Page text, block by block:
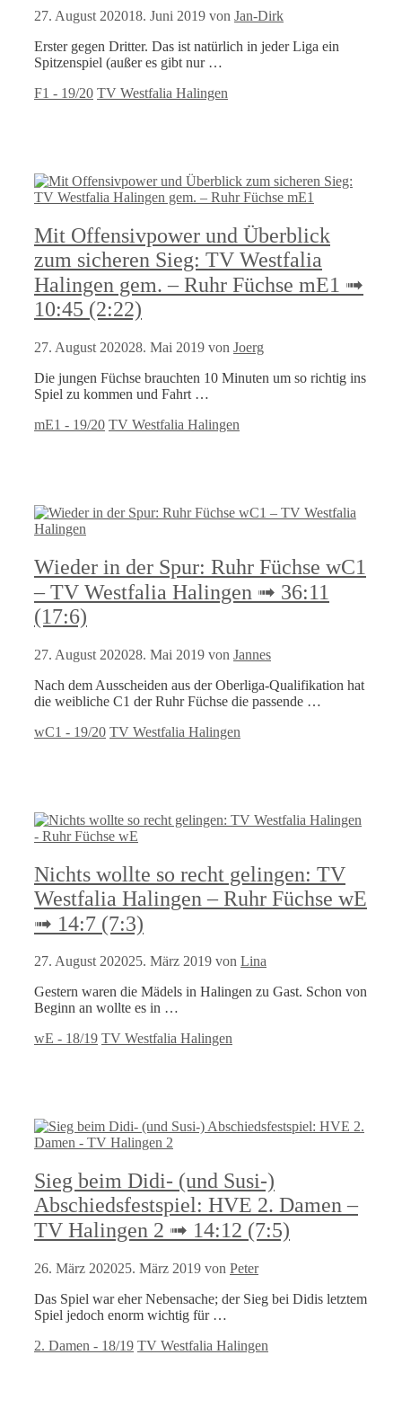
27. August 202018. Juni 2019 von Jan-Dirk
Erster gegen Dritter. Das ist natürlich in jeder Liga ein
Spitzenspiel (außer es gibt nur …
Kategorien
F1 - 19/20 Schlagwörter
TV Westfalia Halingen
Mit Offensivpower und Überblick
zum sicheren Sieg: TV Westfalia
Halingen gem. – Ruhr Füchse mE1 ➟
10:45 (2:22)
27. August 202028. Mai 2019 von Joerg
Die jungen Füchse brauchten 10 Minuten um so richtig ins
Spiel zu kommen und Fahrt …
Kategorien
mE1 - 19/20 Schlagwörter
TV Westfalia Halingen
Wieder in der Spur: Ruhr Füchse wC1
– TV Westfalia Halingen ➟ 36:11
(17:6)
27. August 202028. Mai 2019 von Jannes
Nach dem Ausscheiden aus der Oberliga-Qualifikation hat
die weibliche C1 der Ruhr Füchse die passende …
Kategorien
wC1 - 19/20 Schlagwörter
TV Westfalia Halingen
Nichts wollte so recht gelingen: TV
Westfalia Halingen – Ruhr Füchse wE
➟ 14:7 (7:3)
27. August 202025. März 2019 von Lina
Gestern waren die Mädels in Halingen zu Gast. Schon von
Beginn an wollte es in …
Kategorien
wE - 18/19 Schlagwörter
TV Westfalia Halingen
Sieg beim Didi- (und Susi-)
Abschiedsfestspiel: HVE 2. Damen –
TV Halingen 2 ➟ 14:12 (7:5)
26. März 202025. März 2019 von Peter
Das Spiel war eher Nebensache; der Sieg bei Didis letztem
Spiel jedoch enorm wichtig für …
Kategorien
2. Damen - 18/19 Schlagwörter
TV Westfalia Halingen